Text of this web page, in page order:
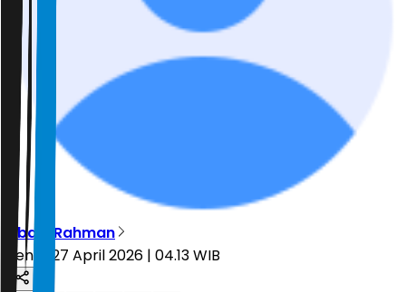
Abdul Rahman
Senin, 27 April 2026 | 04.13 WIB